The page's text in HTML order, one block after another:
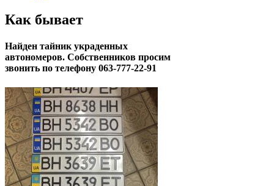
Как бывает
Найден тайник украденных
автономеров. Собственников просим
звонить по телефону 063-777-22-91